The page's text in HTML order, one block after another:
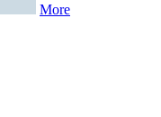
More